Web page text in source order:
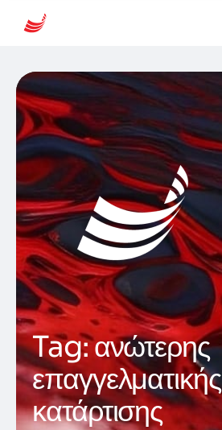
Tag:ανώτερης
επαγγελματικής
κατάρτισης